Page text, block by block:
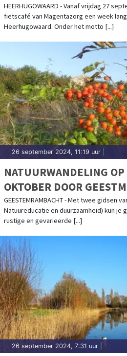
HEERHUGOWAARD - Vanaf vrijdag 27
fietscafé van Magentazorg een week
Heerhugowaard. Onder het motto [...]
26 september 2024, 11:19 uur
NATUURWANDELING
OKTOBER DOOR
GEESTEMRAMBACHT - Met twee gidsen
Natuureducatie en duurzaamheid) kun je
rustige en gevarieerde [...]
26 september 2024, 7:31 uur